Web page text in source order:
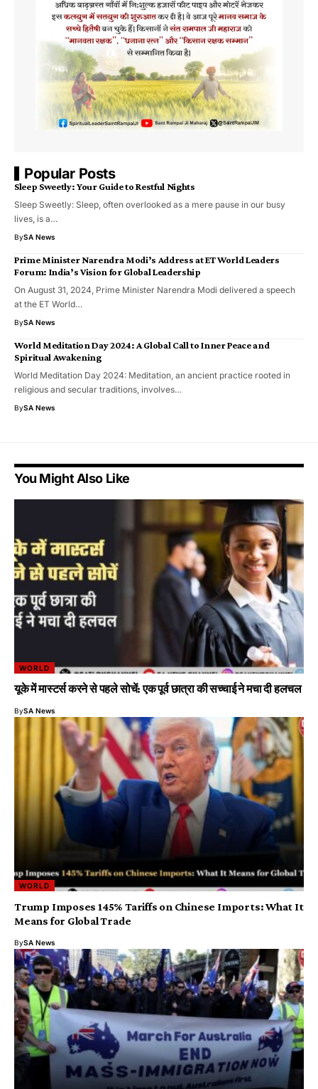
Popular Posts
Sleep Sweetly: Your Guide to Restful Nights
Sleep Sweetly: Sleep, often overlooked as a mere pause in our busy
lives, is a…
BySA News
Prime Minister Narendra Modi’s Address at ET World Leaders
Forum: India’s Vision for Global Leadership
On August 31, 2024, Prime Minister Narendra Modi delivered a speech
at the ET World…
BySA News
World Meditation Day 2024: A Global Call to Inner Peace and
Spiritual Awakening
World Meditation Day 2024: Meditation, an ancient practice rooted in
religious and secular traditions, involves…
BySA News
You Might Also Like
WORLD
यूके में मास्टर्स करने से पहले सोचें: एक पूर्व छात्रा की सच्चाई ने मचा दी हलचल
BySA News
WORLD
Trump Imposes 145% Tariffs on Chinese Imports: What It
Means for Global Trade
BySA News